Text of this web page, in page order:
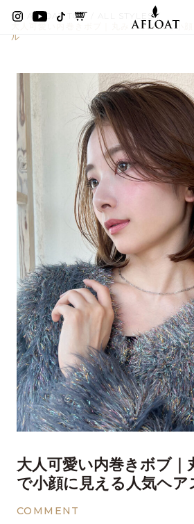
AFLOAT TOP
ALL STYLES
大人可愛い内巻きボブ｜丸みフォルムで小
ル
大人可愛い内巻きボブ｜
で小顔に見える人気ヘア
COMMENT